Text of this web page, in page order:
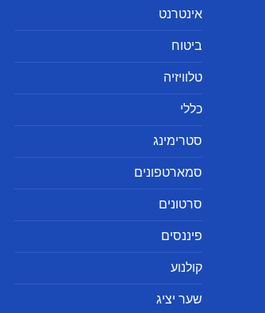
אינטרנט
ביטוח
טלוויזיה
כללי
סטרימינג
סמארטפונים
סרטונים
פיננסים
קולנוע
שער יציג